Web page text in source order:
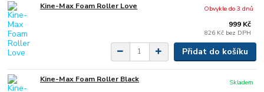
Kine-Max Foam Roller Love
999 Kč
826 Kč bez DPH
Obvykle do 3 dnů
Přidat do košíku
Kine-Max Foam Roller Black
Skladem